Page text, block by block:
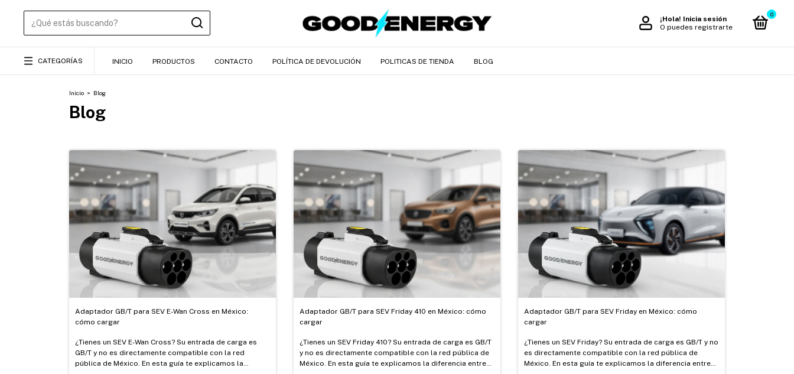
¡Hola! Inicia sesión
O puedes registrarte
0
CATEGORÍAS INICIO PRODUCTOS CONTACTO POLÍTICA DE DEVOLUCIÓN POLITICAS DE TIENDA BLOG
Inicio > Blog
Blog
Adaptador GB/T para SEV E-Wan Cross en México:
cómo cargar
¿Tienes un SEV E-Wan Cross? Su entrada de carga es
GB/T y no es directamente compatible con la red
pública de México. En esta guía te explicamos la
Adaptador GB/T para SEV Friday 410 en México: cómo
cargar
¿Tienes un SEV Friday 410? Su entrada de carga es GB/T
y no es directamente compatible con la red pública de
México. En esta guía te explicamos la diferencia entre
Adaptador GB/T para SEV Friday en México: cómo
cargar
¿Tienes un SEV Friday? Su entrada de carga es GB/T y no
es directamente compatible con la red pública de
México. En esta guía te explicamos la diferencia entre